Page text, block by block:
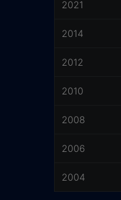
2021
2014
2012
2010
2008
2006
2004